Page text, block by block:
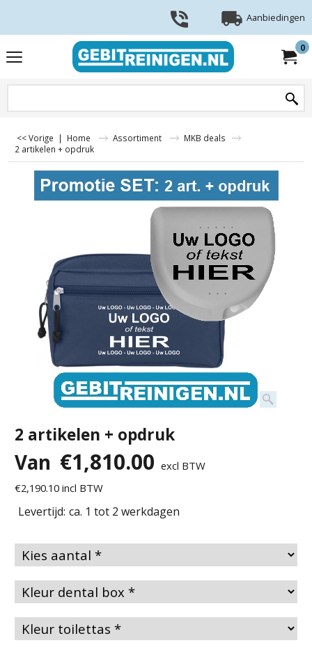
Aanbiedingen
0
<< Vorige | Home Assortiment
MKB deals
2 artikelen + opdruk
2 artikelen + opdruk
Van €1,810.00 excl BTW
€2,190.10 incl BTW
Levertijd: ca. 1 tot 2 werkdagen